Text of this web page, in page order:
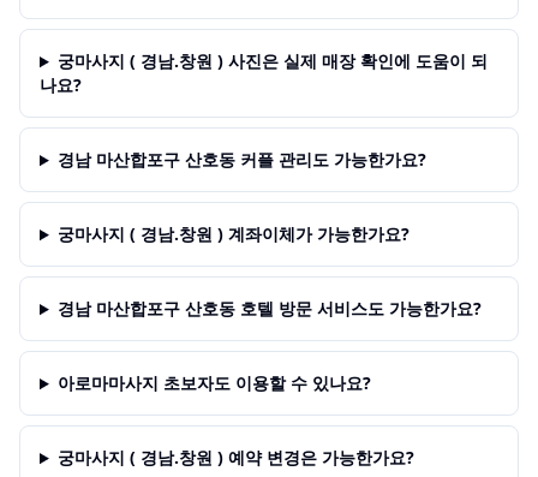
궁마사지 ( 경남.창원 ) 사진은 실제 매장 확인에 도움이 되
나요?
경남 마산합포구 산호동 커플 관리도 가능한가요?
궁마사지 ( 경남.창원 ) 계좌이체가 가능한가요?
경남 마산합포구 산호동 호텔 방문 서비스도 가능한가요?
아로마마사지 초보자도 이용할 수 있나요?
궁마사지 ( 경남.창원 ) 예약 변경은 가능한가요?